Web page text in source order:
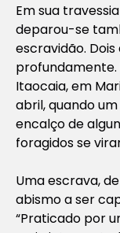
Em sua
deparou-se
escravidão.
profundamente.
Itaocaia, em
abril, quando
encalço de
foragidos se
Uma escrava,
abismo a ser
“Praticado por